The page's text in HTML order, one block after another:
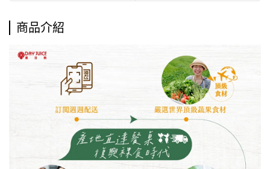
商品介紹